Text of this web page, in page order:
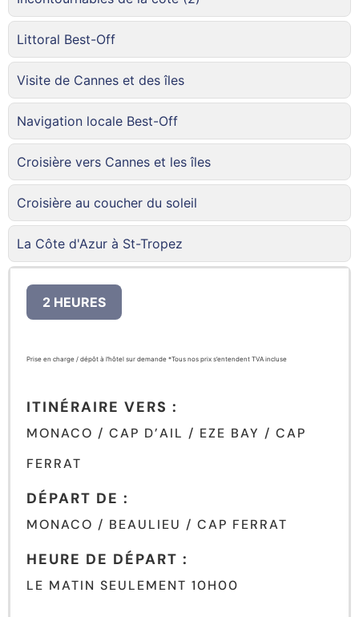
Littoral Best-Off
Visite de Cannes et des îles
Navigation locale Best-Off
Croisière vers Cannes et les îles
Croisière au coucher du soleil
La Côte d'Azur à St-Tropez
2 HEURES
Prise en charge / dépôt à l’hôtel sur demande *Tous nos prix s’entendent TVA incluse
ITINÉRAIRE VERS :
MONACO / CAP D’AIL / EZE BAY / CAP
FERRAT
DÉPART DE :
MONACO / BEAULIEU / CAP FERRAT
HEURE DE DÉPART :
LE MATIN SEULEMENT 10H00